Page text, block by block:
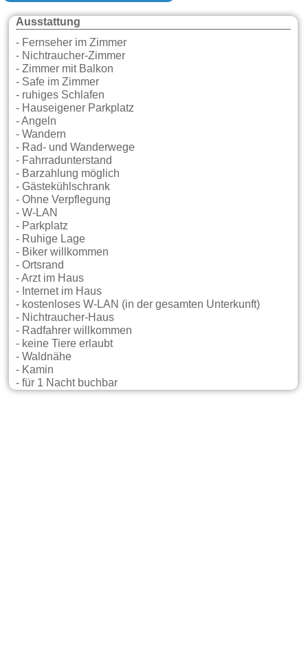
Ausstattung
- Fernseher im Zimmer
- Nichtraucher-Zimmer
- Zimmer mit Balkon
- Safe im Zimmer
- ruhiges Schlafen
- Hauseigener Parkplatz
- Angeln
- Wandern
- Rad- und Wanderwege
- Fahrradunterstand
- Barzahlung möglich
- Gästekühlschrank
- Ohne Verpflegung
- W-LAN
- Parkplatz
- Ruhige Lage
- Biker willkommen
- Ortsrand
- Arzt im Haus
- Internet im Haus
- kostenloses W-LAN (in der gesamten Unterkunft)
- Nichtraucher-Haus
- Radfahrer willkommen
- keine Tiere erlaubt
- Waldnähe
- Kamin
- für 1 Nacht buchbar